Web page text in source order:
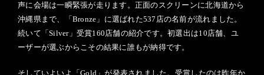
声に会場は一瞬緊張が走ります。正面のスクリーンに北海道から
沖縄県まで、「Bronze」に選ばれた537店の名前が流れました。
続いて「Silver」受賞160店舗の紹介です。初選出は10店舗、ユ
ーザーが選ぶからこその結果に誰もが納得です。
そしていよいよ「Gold」が発表されました。受賞したのは昨年か